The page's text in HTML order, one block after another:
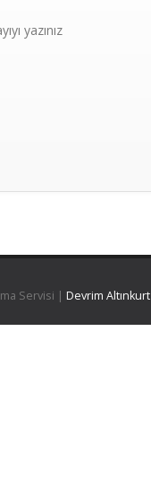
yazınız
Servisi | Devrim Altınkurt